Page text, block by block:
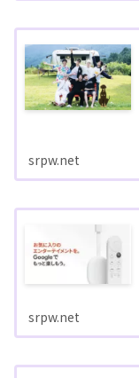
srpw.net
srpw.net